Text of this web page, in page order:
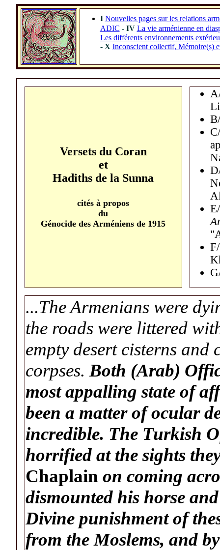
I Nouvelles pages sur les relations
ADIC - IV La vie arménienne en
Les différents environnements
- X Inconscient collectif, Mémoire(s)
Versets du Coran
et
Hadiths de la Sunna
cités à propos
du
Génocide des Arméniens de 1915
...The Armenians were
the roads were littered
empty desert cisterns and
corpses. Both (Arab)
most appalling state of
been a matter of ocular
incredible. The Turkish
horrified at the sights
Chaplain on coming
dismounted his horse
Divine punishment of
from the Moslems, and